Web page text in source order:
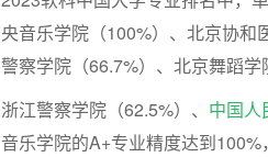
央音乐学院（100%）、北京协和
警察学院（66.7%）、北京舞蹈
浙江警察学院（62.5%）、 中国人
音乐学院的A+专业精度达到